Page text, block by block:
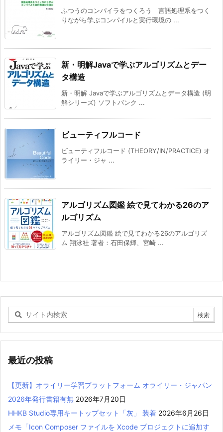
ふつうのコンパイラをつくろう 言語処理系をつく
りながら学ぶコンパイルと実行環境の ...
新・明解Javaで学ぶアルゴリズムとデー
タ構造
新・明解 Javaで学ぶアルゴリズムとデータ構造 (明
解シリーズ) ソフトバンク ...
ビューティフルコード
ビューティフルコード (THEORY/IN/PRACTICE) オ
ライリー・ジャ ...
アルゴリズム図鑑 絵で見てわかる26のア
ルゴリズム
アルゴリズム図鑑 絵で見てわかる26のアルゴリズ
ム 翔泳社 著者：石田保輝、宮崎 ...
最近の投稿
【更新】オライリー学習プラットフォーム オライリー・ジャパン
2026年発行書籍有無 2026年7月20日
HHKB Studio専用キートップセット「灰」 装着 2026年6月26日
メモ「Icon Composer ファイルを Xcode プロジェクトに追加す